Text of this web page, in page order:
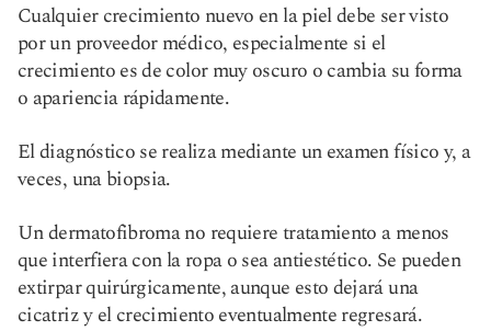
Cualquier crecimiento nuevo en la piel debe ser visto
por un proveedor médico, especialmente si el
crecimiento es de color muy oscuro o cambia su forma
o apariencia rápidamente.
El diagnóstico se realiza mediante un examen físico y, a
veces, una biopsia.
Un dermatofibroma no requiere tratamiento a menos
que interfiera con la ropa o sea antiestético. Se pueden
extirpar quirúrgicamente, aunque esto dejará una
cicatriz y el crecimiento eventualmente regresará.